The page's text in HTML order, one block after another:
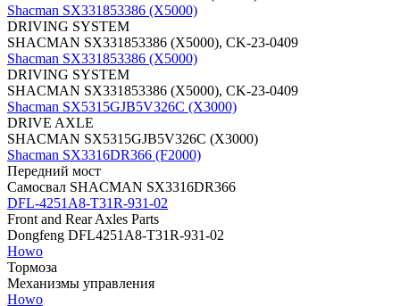
Shacman SX331853386 (X5000)
DRIVING SYSTEM
SHACMAN SX331853386 (X5000), CK-23-0409
Shacman SX331853386 (X5000)
DRIVING SYSTEM
SHACMAN SX331853386 (X5000), CK-23-0409
Shacman SX5315GJB5V326C (X3000)
DRIVE AXLE
SHACMAN SX5315GJB5V326C (X3000)
Shacman SX3316DR366 (F2000)
Передний мост
Самосвал SHACMAN SX3316DR366
DFL-4251A8-T31R-931-02
Front and Rear Axles Parts
Dongfeng DFL4251A8-T31R-931-02
Howo
Тормоза
Механизмы управления
Howo